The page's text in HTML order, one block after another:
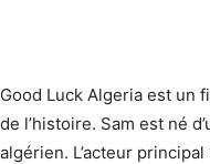
Good Luck Algeria est un
de l’histoire. Sam est né
algérien. L’acteur